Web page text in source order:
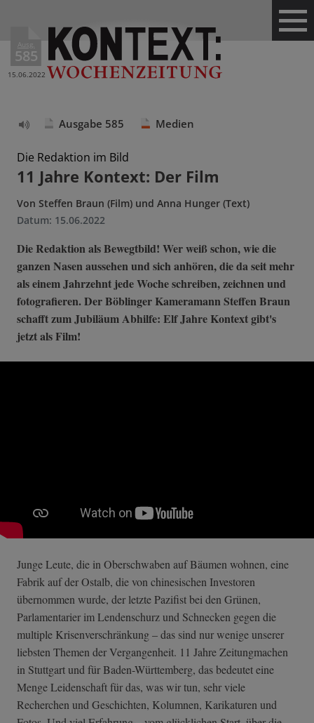
Ausg.
585
15.06.2022
vorlesen
Ausgabe 585 Medien
Die Redaktion im Bild
11 Jahre Kontext: Der Film
Von Steffen Braun (Film) und Anna Hunger (Text)
Datum: 15.06.2022
Die Redaktion als Bewegtbild! Wer weiß schon, wie die
ganzen Nasen aussehen und sich anhören, die da seit mehr
als einem Jahrzehnt jede Woche schreiben, zeichnen und
fotografieren. Der Böblinger Kameramann Steffen Braun
schafft zum Jubiläum Abhilfe: Elf Jahre Kontext gibt's
jetzt als Film!
Junge Leute, die in Oberschwaben auf Bäumen wohnen, eine
Fabrik auf der Ostalb, die von chinesischen Investoren
übernommen wurde, der letzte Pazifist bei den Grünen,
Parlamentarier im Lendenschurz und Schnecken gegen die
multiple Krisenverschränkung – das sind nur wenige unserer
liebsten Themen der Vergangenheit. 11 Jahre Zeitungmachen
in Stuttgart und für Baden-Württemberg, das bedeutet eine
Menge Leidenschaft für das, was wir tun, sehr viele
Recherchen und Geschichten, Kolumnen, Karikaturen und